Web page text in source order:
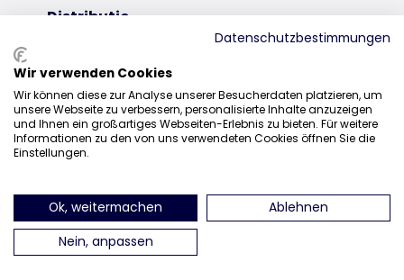
Distributie
sales@trixie.de
Datenschutzbestimmungen
Wir verwenden Cookies
Wir können diese zur Analyse unserer Besucherdaten platzieren, um
unsere Webseite zu verbessern, personalisierte Inhalte anzuzeigen
und Ihnen ein großartiges Webseiten-Erlebnis zu bieten. Für weitere
Informationen zu den von uns verwendeten Cookies öffnen Sie die
Einstellungen.
Ok, weitermachen
Ablehnen
Nein, anpassen